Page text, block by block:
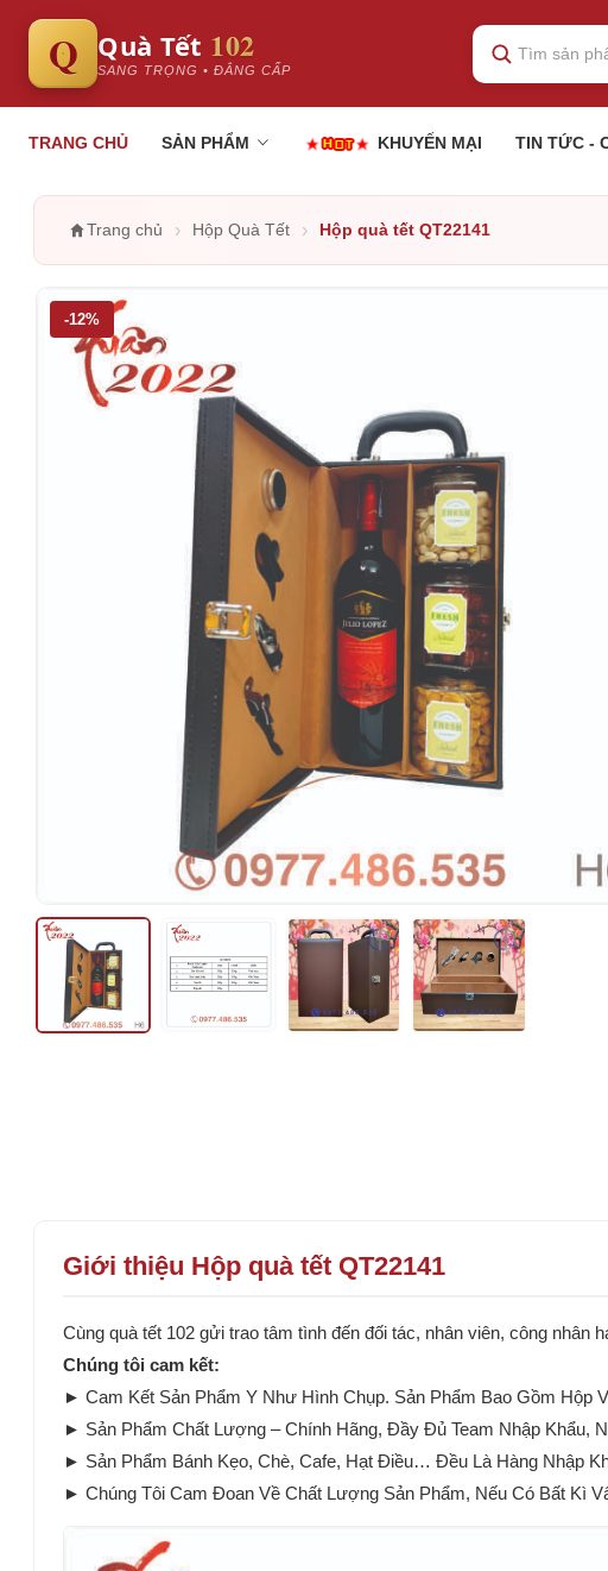
Q Quà Tết 102
SANG TRỌNG • ĐẲNG CẤP
TRANG CHỦ SẢN PHẨM KHUYẾN MẠI TIN TỨC -
Trang chủ › Hộp Quà Tết › Hộp quà tết QT22141
-12%
Giới thiệu Hộp quà tết QT22141
Cùng quà tết 102 gửi trao tâm tình đến đối tác, nhân viên, công nhân
Chúng tôi cam kết:
► Cam Kết Sản Phẩm Y Như Hình Chụp. Sản Phẩm Bao Gồm Hộp
► Sản Phẩm Chất Lượng – Chính Hãng, Đầy Đủ Team Nhập Khẩu,
► Sản Phẩm Bánh Kẹo, Chè, Cafe, Hạt Điều… Đều Là Hàng Nhập
► Chúng Tôi Cam Đoan Về Chất Lượng Sản Phẩm, Nếu Có Bất Kì